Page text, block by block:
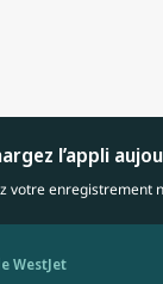
l’appli
votre enregistrement
WestJet